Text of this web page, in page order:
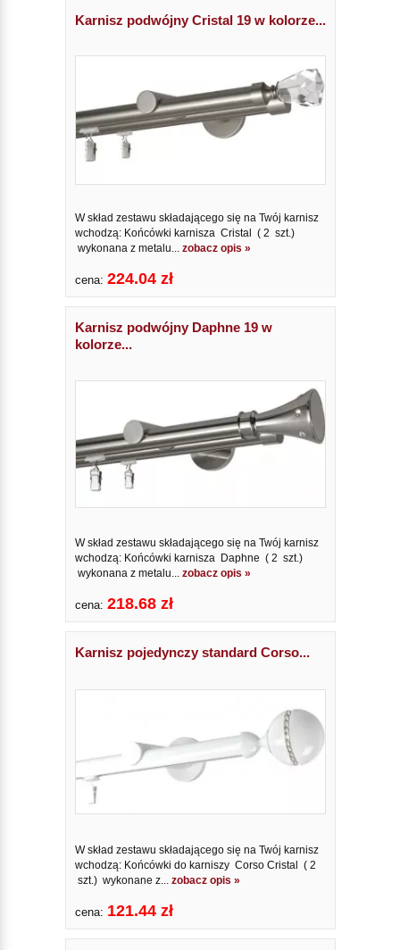
Karnisz podwójny Cristal 19 w kolorze...
W skład zestawu składającego się na Twój karnisz
wchodzą: Końcówki karnisza Cristal ( 2 szt.)
wykonana z metalu... zobacz opis »
cena: 224.04 zł
Karnisz podwójny Daphne 19 w
kolorze...
W skład zestawu składającego się na Twój karnisz
wchodzą: Końcówki karnisza Daphne ( 2 szt.)
wykonana z metalu... zobacz opis »
cena: 218.68 zł
Karnisz pojedynczy standard Corso...
W skład zestawu składającego się na Twój karnisz
wchodzą: Końcówki do karniszy Corso Cristal ( 2
szt.) wykonane z... zobacz opis »
cena: 121.44 zł